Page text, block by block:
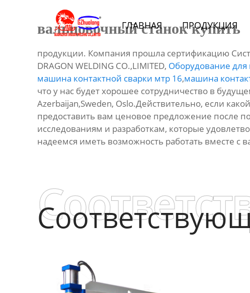
ГЛАВНАЯ ПРОДУКЦИЯ
Новости
Контакты
вальцовочный станок купить
продукции. Компания прошла сертификацию
DRAGON WELDING CO.,LIMITED, Оборудование для
машина контактной сварки мтр 16,машина
что у нас будет хорошее сотрудничество в
Azerbaijan,Sweden, Oslo.Действительно, если
предоставить вам ценовое предложение после
исследованиям и разработкам, которые
надеемся иметь возможность работать вместе